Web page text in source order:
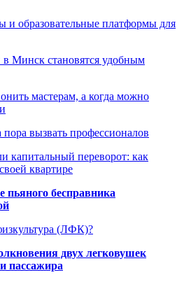
образовательные платформы для
Минск становятся удобным
мастерам, а когда можно
пора вызвать профессионалов
капитальный переворот: как
квартире
бесправника
(ЛФК)?
двух легковушек
пассажира